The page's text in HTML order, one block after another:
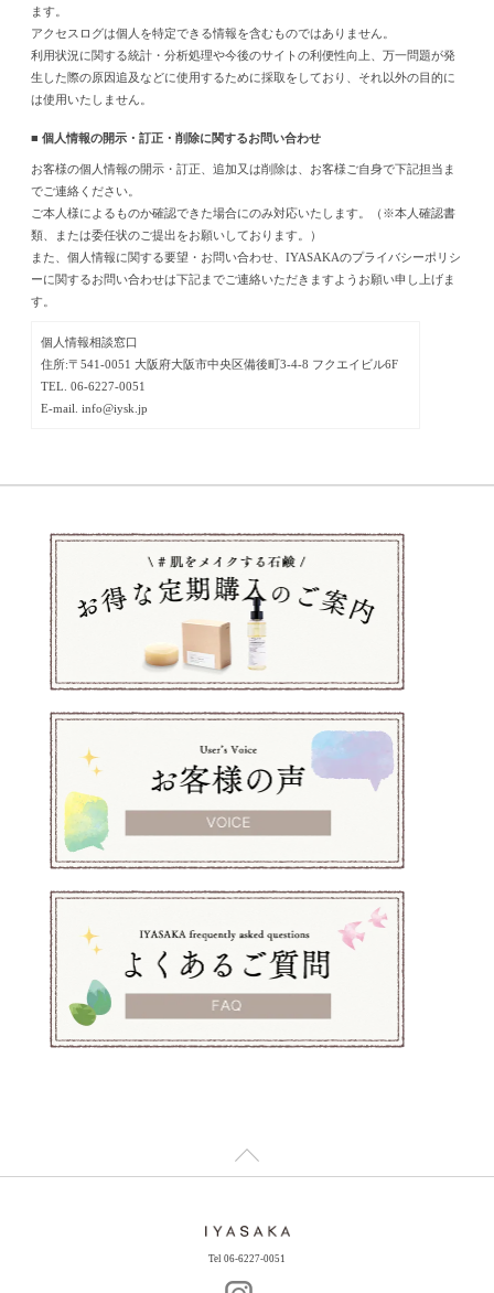
ます。
アクセスログは個人を特定できる情報を含むものではありません。
利用状況に関する統計・分析処理や今後のサイトの利便性向上、万一問題が発
生した際の原因追及などに使用するために採取をしており、それ以外の目的に
は使用いたしません。
■ 個人情報の開示・訂正・削除に関するお問い合わせ
お客様の個人情報の開示・訂正、追加又は削除は、お客様ご自身で下記担当ま
でご連絡ください。
ご本人様によるものか確認できた場合にのみ対応いたします。（※本人確認書
類、または委任状のご提出をお願いしております。）
また、個人情報に関する要望・お問い合わせ、IYASAKAのプライバシーポリシ
ーに関するお問い合わせは下記までご連絡いただきますようお願い申し上げま
す。
個人情報相談窓口
住所:〒541-0051 大阪府大阪市中央区備後町3-4-8 フクエイビル6F
TEL. 06-6227-0051
E-mail. info@iysk.jp
Tel 06-6227-0051